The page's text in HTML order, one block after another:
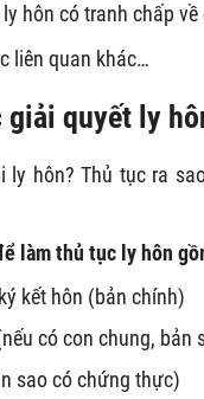
hôn có tranh chấp
liên quan khác…
quyết ly
ly hôn? Thủ tục ra
làm thủ tục ly hôn
kết hôn (bản chính)
có con chung, bản
sao có chứng thực)